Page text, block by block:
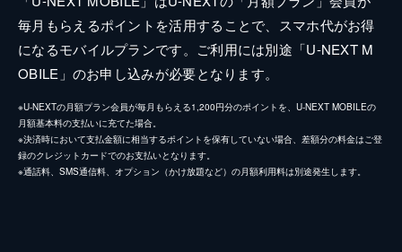
毎月もらえるポイントを活用することで、スマホ代がお得
になるモバイルプランです。ご利用には別途「U-NEXT M
OBILE」のお申し込みが必要となります。
※U-NEXTの月額プラン会員が毎月もらえる1,200円分のポイントを、U-NEXT MOBILEの
月額基本料の支払いに充てた場合。
※決済時において支払金額に相当するポイントを保有していない場合、差額分の料金はご登
録のクレジットカードでのお支払いとなります。
※通話料、SMS通信料、オプション（かけ放題など）の月額利用料は別途発生します。